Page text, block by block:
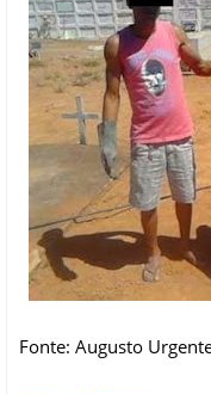
Fonte: Augusto